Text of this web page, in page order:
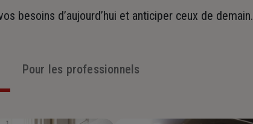
besoins d’aujourd’hui et anticiper ceux de demain.
Pour les professionnels